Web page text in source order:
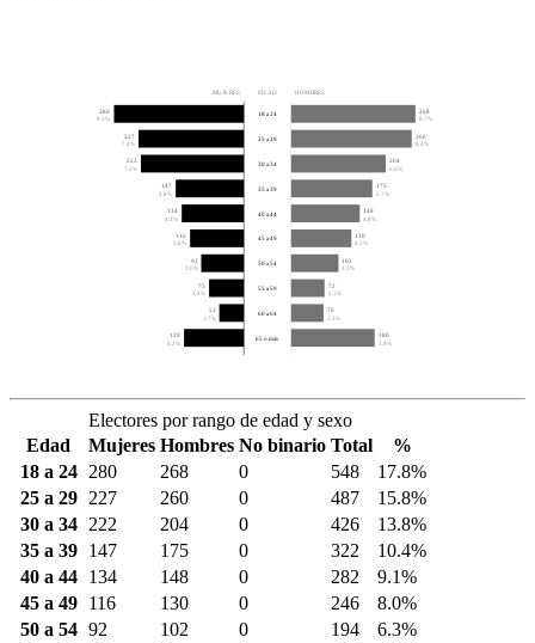
MUJERES EDAD HOMBRES
280
9.1%
268
8.7%
18 a 24
227
7.4%
260
8.4%
25 a 29
222
7.2%
204
6.6%
30 a 34
147
4.8%
175
5.7%
35 a 39
134
4.3%
148
4.8%
40 a 44
116
3.8%
130
4.2%
45 a 49
92
3.0%
102
3.3%
50 a 54
75
2.4%
72
2.3%
55 a 59
53
1.7%
70
2.3%
60 a 64
129
4.2%
180
5.8%
65 o más
Electores por rango de edad y sexo
Edad
Mujeres Hombres No binario Total
%
18 a 24
280 268 0 548
17.8%
25 a 29
227 260 0 487
15.8%
30 a 34
222 204 0 426
13.8%
35 a 39
147 175 0 322
10.4%
40 a 44
134 148 0 282
9.1%
45 a 49
116 130 0 246
8.0%
50 a 54 92 102 0 194
6.3%